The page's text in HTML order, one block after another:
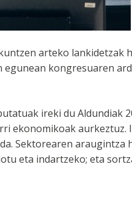
arteko lankidetzak
kongresuaren
ireki du Aldundiak
ekonomikoak aurkeztuz.
Sektorearen araugintza
eta indartzeko; eta